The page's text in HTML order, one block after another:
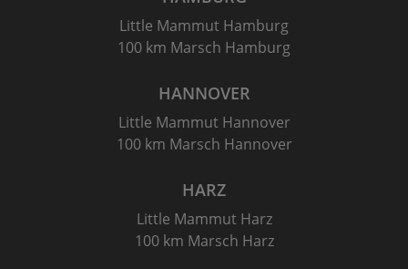
Little Mammut Hamburg
100 km Marsch Hamburg
HANNOVER
Little Mammut Hannover
100 km Marsch Hannover
HARZ
Little Mammut Harz
100 km Marsch Harz